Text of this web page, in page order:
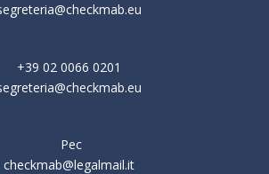
+39 02 0066 0201
Pec
checkmab@legalmail.it